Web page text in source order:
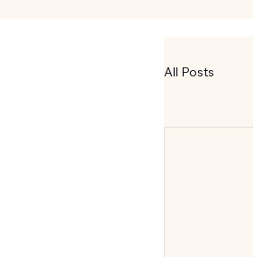
All Posts